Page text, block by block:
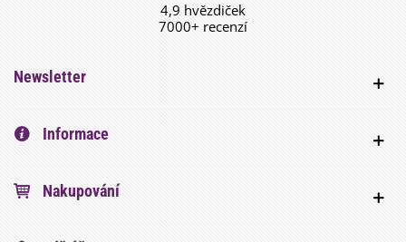
4,9 hvězdiček
7000+ recenzí
Newsletter
Informace
Nakupování